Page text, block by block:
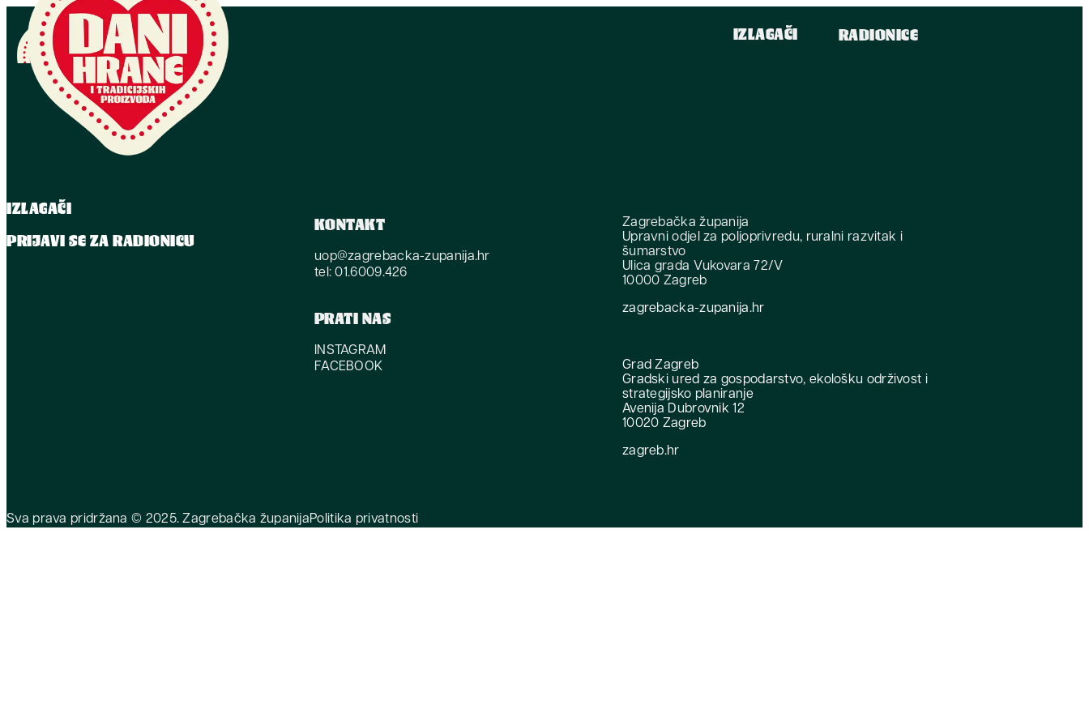
IZLAGAČI RADIONICE
IZLAGAČI
PRIJAVI SE ZA RADIONICU
KONTAKT
uop@zagrebacka-zupanija.hr
tel: 01.6009.426
PRATI NAS
INSTAGRAM
FACEBOOK
Zagrebačka županija
Upravni odjel za poljoprivredu, ruralni razvitak i
šumarstvo
Ulica grada Vukovara 72/V
10000 Zagreb
zagrebacka-zupanija.hr
Grad Zagreb
Gradski ured za gospodarstvo, ekološku održivost i
strategijsko planiranje
Avenija Dubrovnik 12
10020 Zagreb
zagreb.hr
Sva prava pridržana © 2025. Zagrebačka županijaPolitika privatnosti